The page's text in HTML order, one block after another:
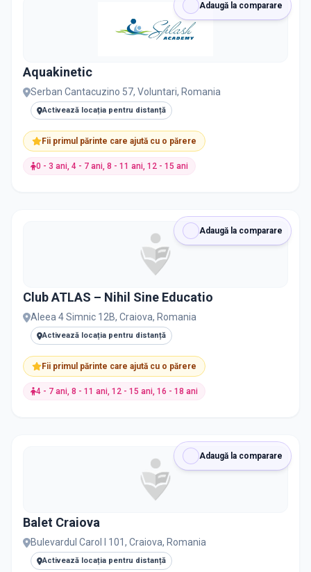
Adaugă la comparare
Aquakinetic
Serban Cantacuzino 57, Voluntari, Romania
Activează locația pentru distanță
Fii primul părinte care ajută cu o părere
0 - 3 ani, 4 - 7 ani, 8 - 11 ani, 12 - 15 ani
Adaugă la comparare
Club ATLAS – Nihil Sine Educatio
Aleea 4 Simnic 12B, Craiova, Romania
Activează locația pentru distanță
Fii primul părinte care ajută cu o părere
4 - 7 ani, 8 - 11 ani, 12 - 15 ani, 16 - 18 ani
Adaugă la comparare
Balet Craiova
Bulevardul Carol I 101, Craiova, Romania
Activează locația pentru distanță